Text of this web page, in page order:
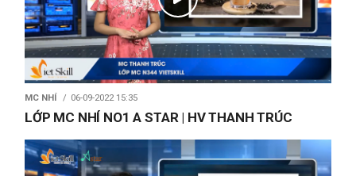
MC NHÍ 06-09-2022 15:35
LỚP MC NHÍ NO1 A STAR | HV THANH TRÚC